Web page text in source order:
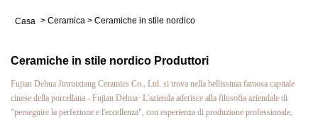
Casa > Ceramica > Ceramiche in stile nordico
Ceramiche in stile nordico Produttori
Fujian Dehua Jinruixiang Ceramics Co., Ltd. si trova nella bellissima famosa capitale
cinese della porcellana - Fujian Dehua· L'azienda aderisce alla filosofia aziendale di
"perseguire la perfezione e l'eccellenza", con esperienza di produzione professionale,